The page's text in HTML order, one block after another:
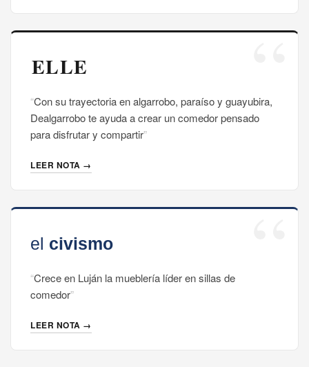
Con su trayectoria en algarrobo, paraíso y guayubira,
Dealgarrobo te ayuda a crear un comedor pensado
para disfrutar y compartir
LEER NOTA →
Crece en Luján la mueblería líder en sillas de
comedor
LEER NOTA →